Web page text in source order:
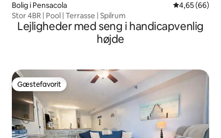
Bolig i Pensacola 4,65 ud af 5 i
4,65 (66)
Stor 4BR | Pool | Terrasse | Spilrum
Lejligheder med seng i handicapvenlig
højde
Gæstefavorit
Gæstefavorit